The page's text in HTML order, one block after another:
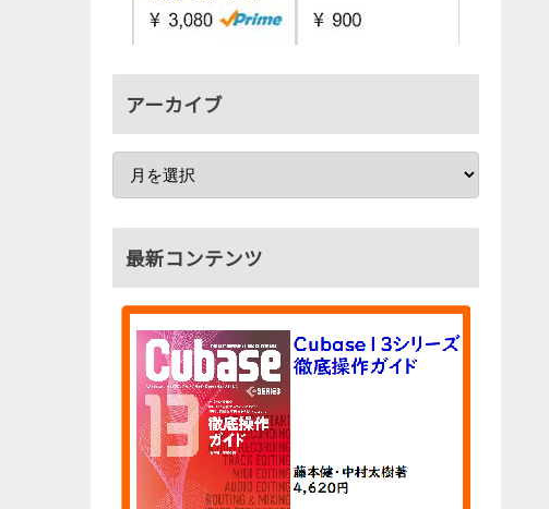
アーカイブ
最新コンテンツ